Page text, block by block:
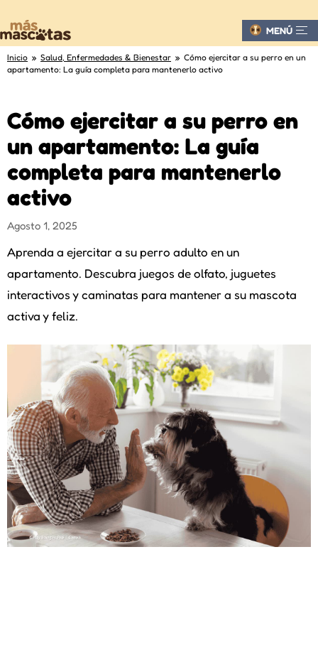
MENÚ
Inicio » Salud, Enfermedades & Bienestar » Cómo ejercitar a su perro en un
apartamento: La guía completa para mantenerlo activo
Cómo ejercitar a su perro en
un apartamento: La guía
completa para mantenerlo
activo
Agosto 1, 2025
Aprenda a ejercitar a su perro adulto en un
apartamento. Descubra juegos de olfato, juguetes
interactivos y caminatas para mantener a su mascota
activa y feliz.